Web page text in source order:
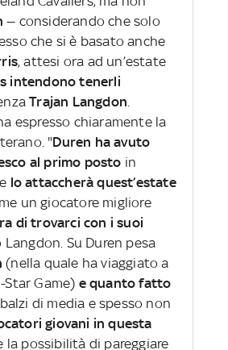
— considerando che solo
che si è basato anche
, attesi ora ad un’estate
intendono tenerli
Trajan Langdon.
espresso chiaramente la
"Duren ha avuto
al primo posto in
lo attaccherà quest’estate
un giocatore migliore
di trovarci con i suoi
Su Duren pesa
(nella quale ha viaggiato a
Game) e quanto fatto
di media e spesso non
giovani in questa
possibilità di pareggiare